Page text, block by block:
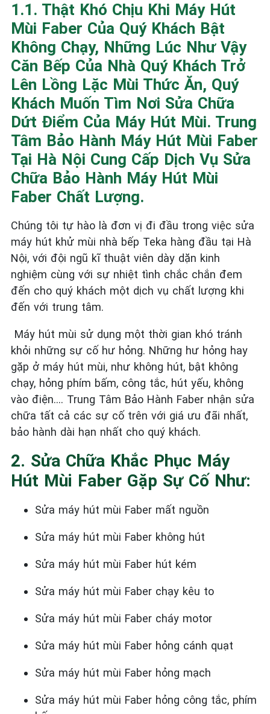
1.1. Thật Khó Chịu Khi Máy Hút
Mùi Faber Của Quý Khách Bật
Không Chạy, Những Lúc Như Vậy
Căn Bếp Của Nhà Quý Khách Trở
Lên Lồng Lặc Mùi Thức Ăn, Quý
Khách Muốn Tìm Nơi Sửa Chữa
Dứt Điểm Của Máy Hút Mùi. Trung
Tâm Bảo Hành Máy Hút Mùi Faber
Tại Hà Nội Cung Cấp Dịch Vụ Sửa
Chữa Bảo Hành Máy Hút Mùi
Faber Chất Lượng.
Chúng tôi tự hào là đơn vị đi đầu trong việc sửa
máy hút khử mùi nhà bếp Teka hàng đầu tại Hà
Nội, với đội ngũ kĩ thuật viên dày dặn kinh
nghiệm cùng với sự nhiệt tình chắc chắn đem
đến cho quý khách một dịch vụ chất lượng khi
đến với trung tâm.
Máy hút mùi sử dụng một thời gian khó tránh
khỏi những sự cố hư hỏng. Những hư hỏng hay
gặp ở máy hút mùi, như không hút, bật không
chạy, hỏng phím bấm, công tắc, hút yếu, không
vào điện…. Trung Tâm Bảo Hành Faber nhận sửa
chữa tất cả các sự cố trên với giá ưu đãi nhất,
bảo hành dài hạn nhất cho quý khách.
2. Sửa Chữa Khắc Phục Máy
Hút Mùi Faber Gặp Sự Cố Như:
Sửa máy hút mùi Faber mất nguồn
Sửa máy hút mùi Faber không hút
Sửa máy hút mùi Faber hút kém
Sửa máy hút mùi Faber chạy kêu to
Sửa máy hút mùi Faber cháy motor
Sửa máy hút mùi Faber hỏng cánh quạt
Sửa máy hút mùi Faber hỏng mạch
Sửa máy hút mùi Faber hỏng công tắc, phím